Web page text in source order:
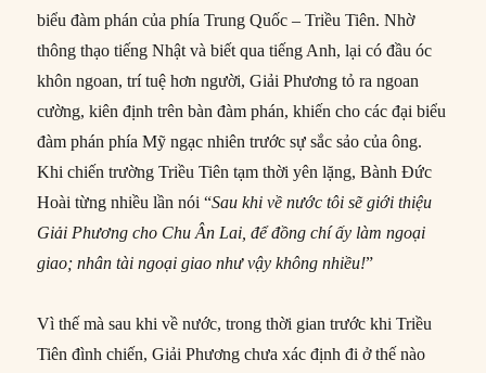
biểu đàm phán của phía Trung Quốc – Triều Tiên. Nhờ
thông thạo tiếng Nhật và biết qua tiếng Anh, lại có đầu óc
khôn ngoan, trí tuệ hơn người, Giải Phương tỏ ra ngoan
cường, kiên định trên bàn đàm phán, khiến cho các đại biểu
đàm phán phía Mỹ ngạc nhiên trước sự sắc sảo của ông.
Khi chiến trường Triều Tiên tạm thời yên lặng, Bành Đức
Hoài từng nhiều lần nói “Sau khi về nước tôi sẽ giới thiệu
Giải Phương cho Chu Ân Lai,để đồng chíấy làm ngoại
giao; nhân tài ngoại giao như vậy không nhiều!”
Vì thế mà sau khi về nước, trong thời gian trước khi Triều
Tiên đình chiến, Giải Phương chưa xác định đi ở thế nào